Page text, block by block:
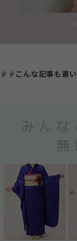
☟☟こんな記事も書い